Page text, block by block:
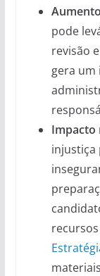
pode
revisão
gera
Impacto
injustiça